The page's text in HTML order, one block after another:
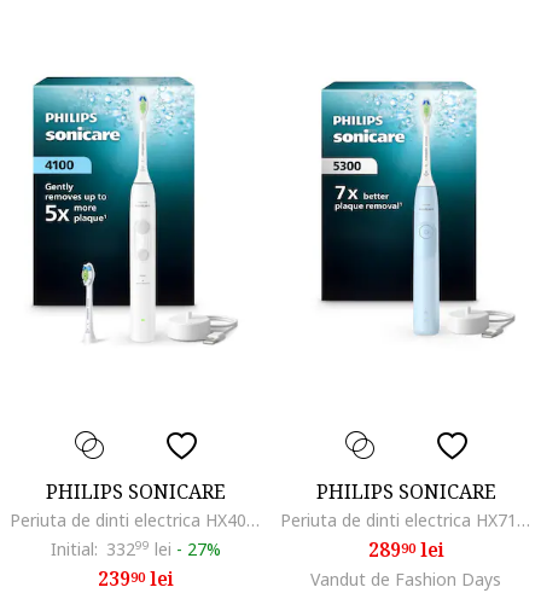
PHILIPS SONICARE
Periuta de dinti electrica HX4042/41 Seria 4100, 2 moduri, 2 intensitati, senzor de presiune, timer 2 minute, 2 x capete Optimal White, alb
Initial: 33299 lei - 27%
23990lei
PHILIPS SONICARE
Periuta de dinti electrica HX7106/01, 62.000 miscari/minut; autonomie 21 zile, 1 mod periere, 2 intensitati, senzor presiune integrat, functia BrushSync, capat periere Otimal White, indicatie luminoasa baterie, bleu
28990lei
Vandut de Fashion Days